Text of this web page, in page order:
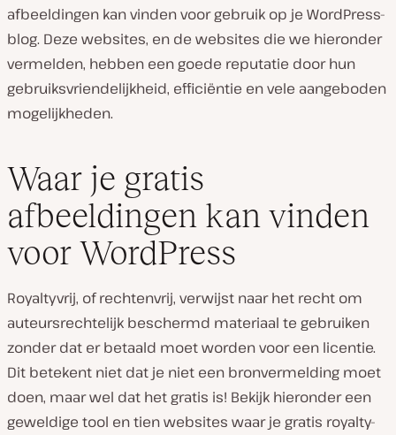
afbeeldingen kan vinden voor gebruik op je WordPress-
blog. Deze websites, en de websites die we hieronder
vermelden, hebben een goede reputatie door hun
gebruiksvriendelijkheid, efficiëntie en vele aangeboden
mogelijkheden.
Waar je gratis
afbeeldingen kan vinden
voor WordPress
Royaltyvrij, of rechtenvrij, verwijst naar het recht om
auteursrechtelijk beschermd materiaal te gebruiken
zonder dat er betaald moet worden voor een licentie.
Dit betekent niet dat je niet een bronvermelding moet
doen, maar wel dat het gratis is! Bekijk hieronder een
geweldige tool en tien websites waar je gratis royalty-